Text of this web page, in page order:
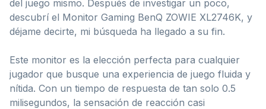
del juego mismo. Después de investigar un poco,
descubrí el Monitor Gaming BenQ ZOWIE XL2746K, y
déjame decirte, mi búsqueda ha llegado a su fin.
Este monitor es la elección perfecta para cualquier
jugador que busque una experiencia de juego fluida y
nítida. Con un tiempo de respuesta de tan solo 0.5
milisegundos, la sensación de reacción casi